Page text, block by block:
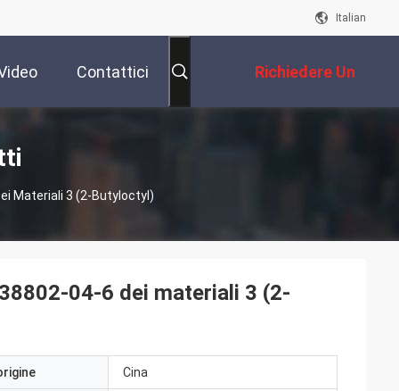
Italian
Contattici Richiedere Un
Preventivo
Materiali 3 (2-Butyloctyl)
04-6 dei materiali 3 (2-
Cina